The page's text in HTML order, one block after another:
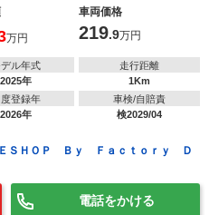
車両価格
万円 219.9万円
デル年式
2025年
走行距離
1Km
登録年
2026年
車検/自賠責
検2029/04
ＥＳＨＯＰ Ｂｙ Ｆａｃｔｏｒｙ Ｄ
電話をかける